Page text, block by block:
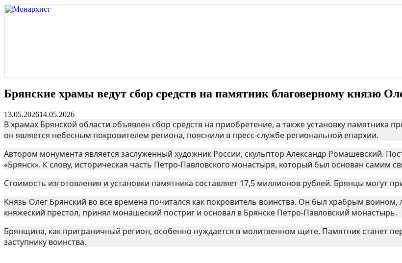
Брянские храмы ведут сбор средств на памятник благоверному князю
13.05.202614.05.2026
В храмах Брянской области объявлен сбор средств на приобретение, а также установку
он является небесным покровителем региона, пояснили в пресс-службе региональной епархии.
Автором монумента является заслуженный художник России, скульптор Александр Ромашевский.
«Брянск». К слову, историческая часть Петро-Павловского монастыря, который был основан самим
Стоимость изготовления и установки памятника составляет 17,5 миллионов рублей. Брянцы могут
Князь Олег Брянский во все времена почитался как покровитель воинства. Он был храбрым
княжеский престол, принял монашеский постриг и основал в Брянске Петро-Павловский монастырь.
Брянщина, как приграничный регион, особенно нуждается в молитвенном щите. Памятник станет
заступнику воинства.